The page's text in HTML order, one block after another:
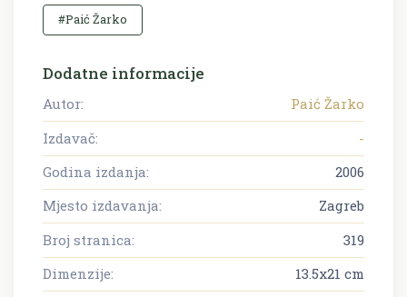
#Paić Žarko
Dodatne informacije
Autor:
Paić Žarko
Izdavač:
-
Godina izdanja:
2006
Mjesto izdavanja:
Zagreb
Broj stranica:
319
Dimenzije:
13.5x21 cm